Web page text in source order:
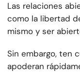
Las relaciones
como la libertad
mismo y ser
Sin embargo, ten
apoderan